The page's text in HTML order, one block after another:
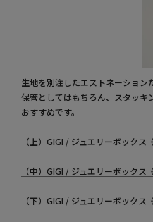
生地を別注したエストネーション
保管としてはもちろん、スタッキ
おすすめです。
（上）GIGI / ジュエリーボックス
（中）GIGI / ジュエリーボックス
（下）GIGI / ジュエリーボックス